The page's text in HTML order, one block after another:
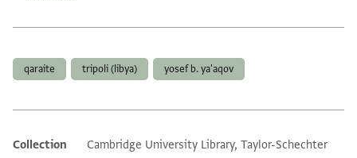
qaraite tripoli (libya) yosef b. ya'aqov
Additional metadata
Collection
Cambridge University Library, Taylor-Schechter